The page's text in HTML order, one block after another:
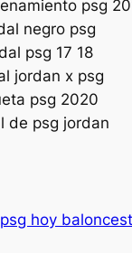
psg hoy